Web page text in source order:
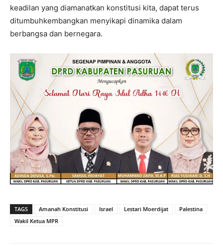
keadilan yang diamanatkan konstitusi kita, dapat terus
ditumbuhkembangkan menyikapi dinamika dalam
berbangsa dan bernegara.
TAGS Amanah Konstitusi Israel Lestari Moerdijat
Palestina
Wakil Ketua MPR